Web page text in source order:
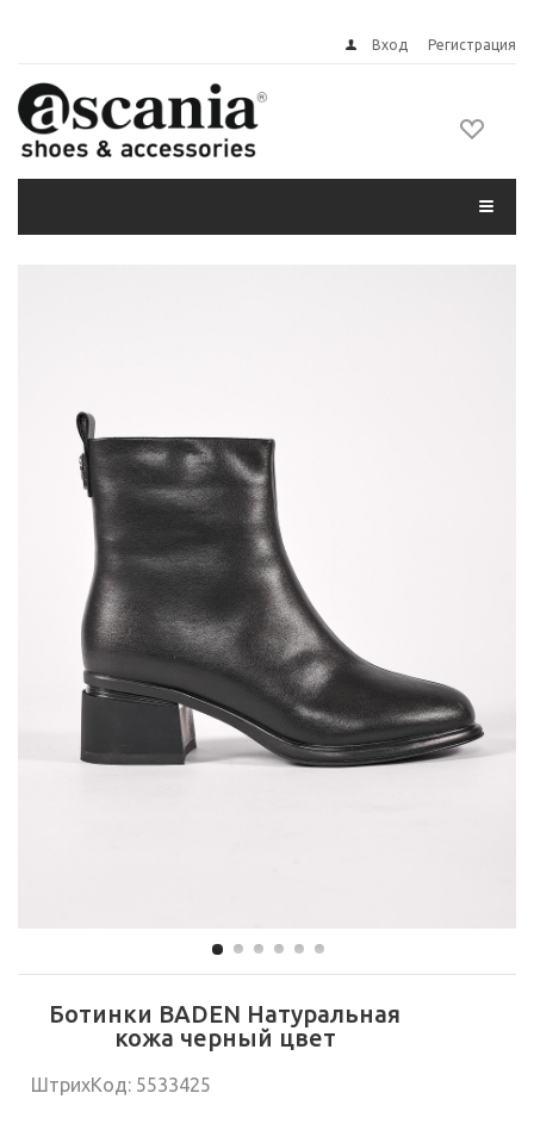
Вход Регистрация
Ботинки BADEN Натуральная
кожа черный цвет
ШтрихКод: 5533425